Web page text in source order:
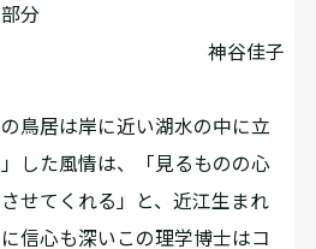
分
神谷佳子
鳥居は岸に近い湖水の中に立
した風情は、「見るものの心
せてくれる」と、近江生まれ
信心も深いこの理学博士はコ